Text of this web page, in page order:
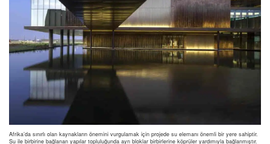
Afrika’da sınırlı olan kaynakların önemini vurgulamak için projede su elemanı önemli bir yere sahiptir.
Su ile birbirine bağlanan yapılar topluluğunda ayrı bloklar birbirlerine köprüler yardımıyla bağlanmıştır.